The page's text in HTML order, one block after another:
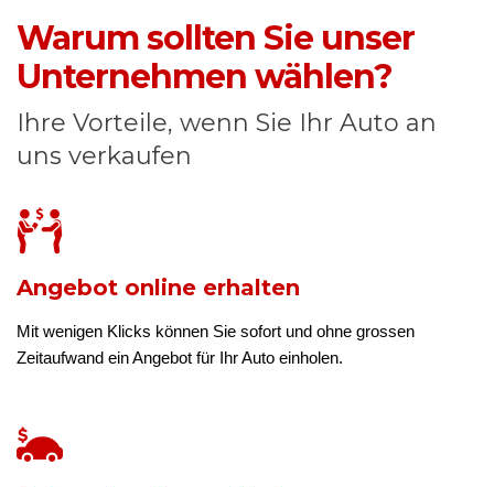
Warum sollten Sie unser
Unternehmen wählen?
Ihre Vorteile, wenn Sie Ihr Auto an
uns verkaufen
Angebot online erhalten
Mit wenigen Klicks können Sie sofort und ohne grossen
Zeitaufwand ein Angebot für Ihr Auto einholen.